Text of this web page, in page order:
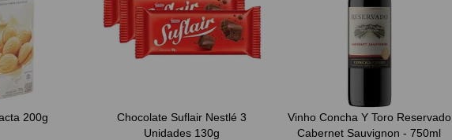
200g
Chocolate Suflair Nestlé 3
Unidades 130g
Vinho Concha Y Toro Reservado
Cabernet Sauvignon - 750ml